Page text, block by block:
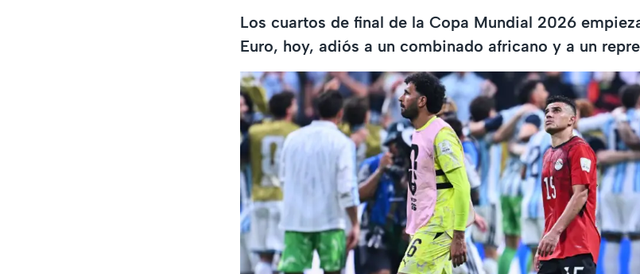
Los cuartos de final de la Copa Mundial 2026
Euro, hoy, adiós a un combinado africano y a un